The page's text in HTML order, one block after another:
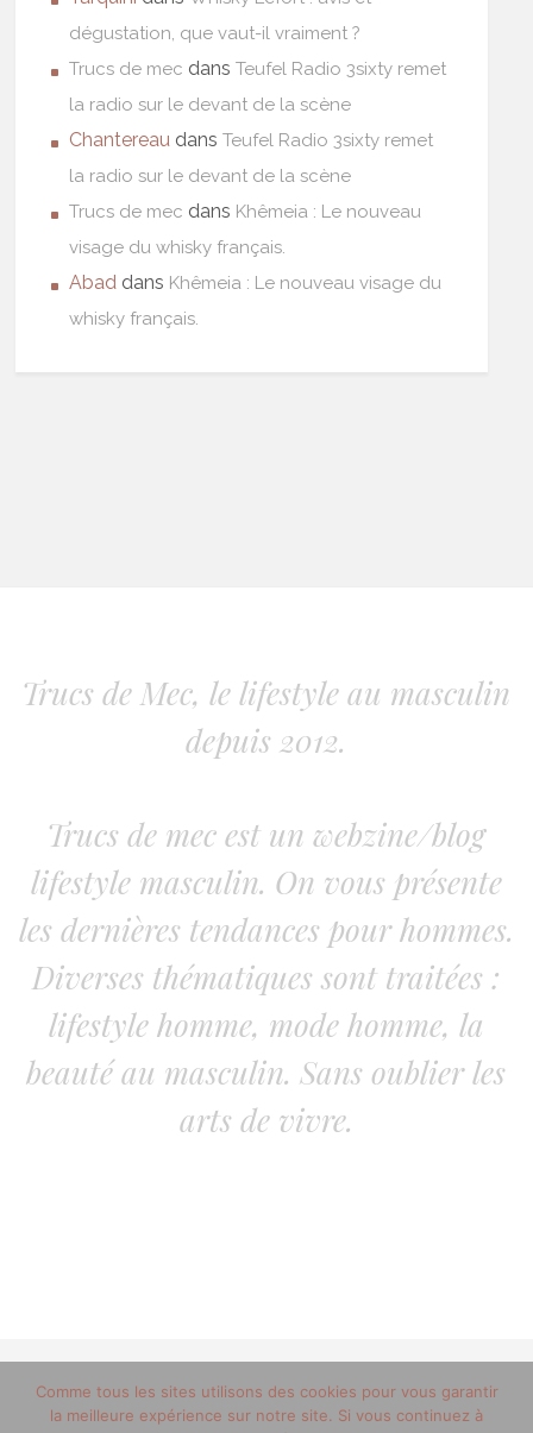
dégustation, que vaut-il vraiment ?
Trucs de mec dansTeufel Radio 3sixty remet
la radio sur le devant de la scène
Chantereau dansTeufel Radio 3sixty remet
la radio sur le devant de la scène
Trucs de mec dans Khêmeia : Le nouveau
visage du whisky français.
Abad dans Khêmeia : Le nouveau visage du
whisky français.
Trucs de Mec, le lifestyle au masculin
depuis 2012.
Trucs de mec est un webzine/blog
lifestyle masculin. On vous présente
les dernières tendances pour hommes.
Diverses thématiques sont traitées :
lifestyle homme, mode homme, la
beauté au masculin. Sans oublier les
arts de vivre.
© 2012-2020 copyright trucsdemec.fr - blog lifestyle
masculin/Tous droits réservés
Comme tous les sites utilisons des cookies pour vous garantir
la meilleure expérience sur notre site. Si vous continuez à